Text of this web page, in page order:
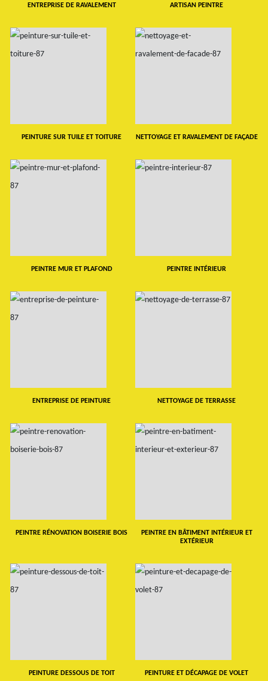
ENTREPRISE DE RAVALEMENT ARTISAN PEINTRE
PEINTURE SUR TUILE ET TOITURE NETTOYAGE ET RAVALEMENT DE FAÇADE
PEINTRE MUR ET PLAFOND PEINTRE INTÉRIEUR
ENTREPRISE DE PEINTURE NETTOYAGE DE TERRASSE
PEINTRE RÉNOVATION BOISERIE BOIS
PEINTRE EN BÂTIMENT INTÉRIEUR ET
EXTÉRIEUR
PEINTURE DESSOUS DE TOIT PEINTURE ET DÉCAPAGE DE VOLET